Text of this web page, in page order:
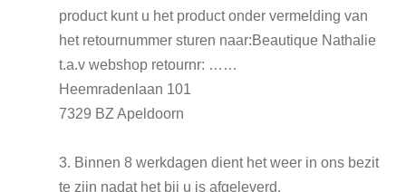
product kunt u het product onder vermelding van
het retournummer sturen naar:Beautique Nathalie
t.a.v webshop retournr: ……
Heemradenlaan 101
7329 BZ Apeldoorn
3. Binnen 8 werkdagen dient het weer in ons bezit
te zijn nadat het bij u is afgeleverd.